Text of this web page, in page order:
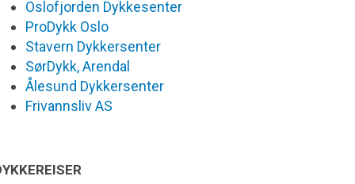
Oslofjorden Dykkesenter
ProDykk Oslo
Stavern Dykkersenter
SørDykk, Arendal
Ålesund Dykkersenter
Frivannsliv AS